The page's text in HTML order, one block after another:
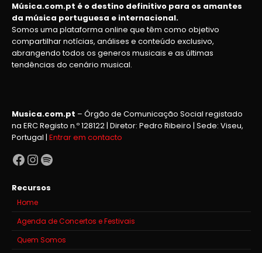
Música.com.pt é o destino definitivo para os amantes
da música portuguesa e internacional.
Somos uma plataforma online que têm como objetivo
compartilhar notícias, análises e conteúdo exclusivo,
abrangendo todos os generos musicais e as últimas
tendências do cenário musical.
Musica.com.pt – Órgão de Comunicação Social registado
na ERC Registo n.º 128122 | Diretor: Pedro Ribeiro | Sede: Viseu,
Portugal | Entrar em contacto
Facebook
Instagram
Spotify
Recursos
Home
Agenda de Concertos e Festivais
Quem Somos